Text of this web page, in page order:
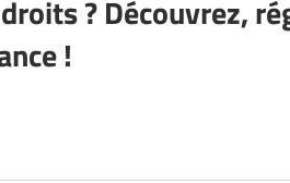
? Découvrez,
!